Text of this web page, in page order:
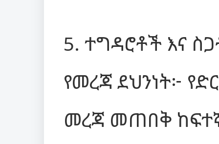
5. ተግዳሮቶች እና
የመረጃ ደህንነት፦
መረጃ መጠበቅ ከፍተኛ